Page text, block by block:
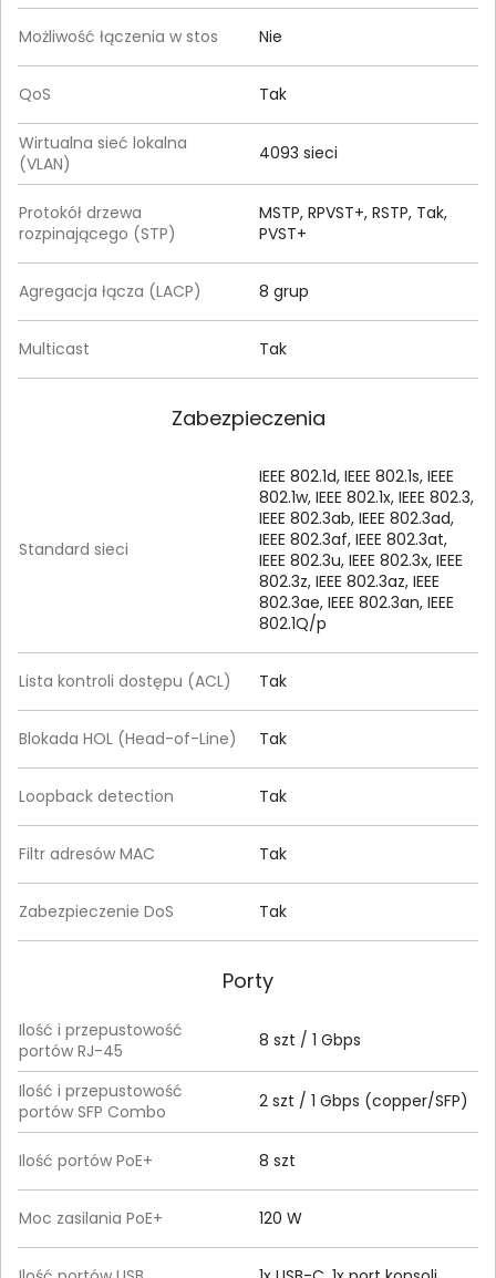
Możliwość łączenia w stos Nie
QoS Tak
Wirtualna sieć lokalna
(VLAN)
4093 sieci
Protokół drzewa
rozpinającego (STP)
MSTP, RPVST+, RSTP, Tak,
PVST+
Agregacja łącza (LACP) 8 grup
Multicast Tak
Zabezpieczenia
Standard sieci
IEEE 802.1d, IEEE 802.1s, IEEE
802.1w, IEEE 802.1x, IEEE 802.3,
IEEE 802.3ab, IEEE 802.3ad,
IEEE 802.3af, IEEE 802.3at,
IEEE 802.3u, IEEE 802.3x, IEEE
802.3z, IEEE 802.3az, IEEE
802.3ae, IEEE 802.3an, IEEE
802.1Q/p
Lista kontroli dostępu (ACL) Tak
Blokada HOL (Head-of-Line) Tak
Loopback detection Tak
Filtr adresów MAC Tak
Zabezpieczenie DoS Tak
Porty
Ilość i przepustowość
portów RJ-45
8 szt / 1 Gbps
Ilość i przepustowość
portów SFP Combo
2 szt / 1 Gbps (copper/SFP)
Ilość portów PoE+ 8 szt
Moc zasilania PoE+ 120 W